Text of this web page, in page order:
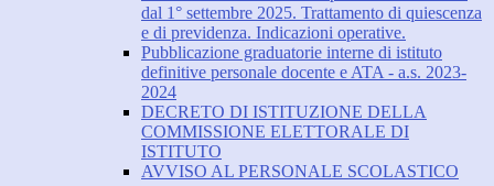
dal 1° settembre 2025. Trattamento di quiescenza
e di previdenza. Indicazioni operative.
Pubblicazione graduatorie interne di istituto
definitive personale docente e ATA - a.s. 2023-
2024
DECRETO DI ISTITUZIONE DELLA
COMMISSIONE ELETTORALE DI
ISTITUTO
AVVISO AL PERSONALE SCOLASTICO